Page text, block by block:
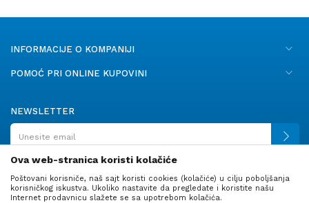
INFORMACIJE O KOMPANIJI
POMOĆ PRI ONLINE KUPOVINI
NEWSLETTER
PRATITE NAS
Ova web-stranica koristi kolačiće
Poštovani korisniče, naš sajt koristi cookies (kolačiće) u cilju poboljšanja
korisničkog iskustva. Ukoliko nastavite da pregledate i koristite našu
Internet prodavnicu slažete se sa upotrebom kolačića.